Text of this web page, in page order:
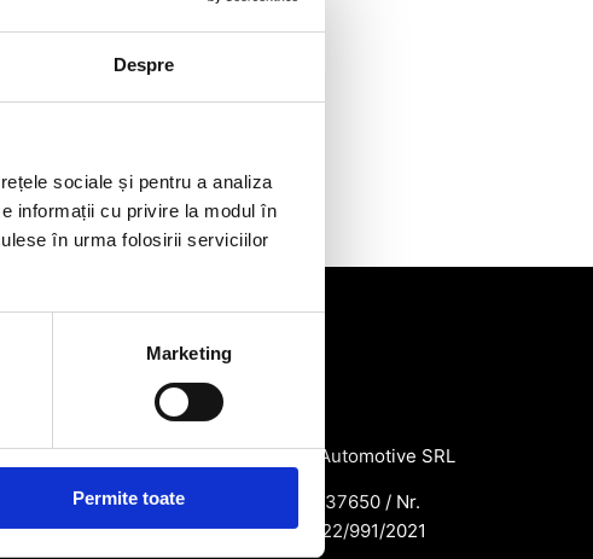
Despre
sociale și pentru a analiza
informații cu privire la modul în
în urma folosirii serviciilor
Marketing
Permite toate
Contact
SC Terenx Automotive SRL
CUI: RO43937650 / Nr.
Reg.Com: J22/991/2021